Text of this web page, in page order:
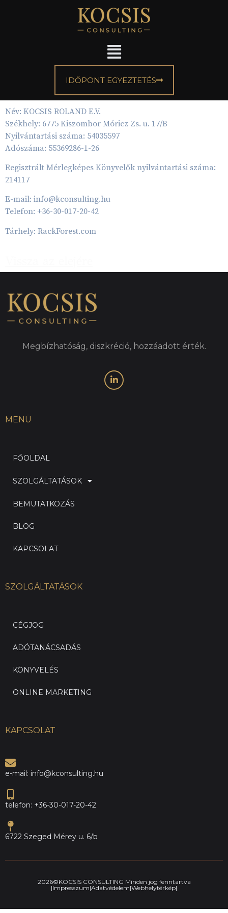
IDŐPONT EGYEZTETÉS
Név: KOCSIS ROLAND E.V.
Székhely: 6775 Kiszombor Móricz Zs. u. 17/B
Nyilvántartási száma: 54035597
Adószáma: 55369286-1-26
Regisztrált Mérlegképes Könyvelők nyilvántartási száma:
214117
E-mail: info@kconsulting.hu
Telefon: +36-30-017-20-42
Tárhely: RackForest.com
Megbízhatóság, diszkréció, hozzáadott érték.
MENÜ
FŐOLDAL
SZOLGÁLTATÁSOK
BEMUTATKOZÁS
BLOG
KAPCSOLAT
SZOLGÁLTATÁSOK
CÉGJOG
ADÓTANÁCSADÁS
KÖNYVELÉS
ONLINE MARKETING
KAPCSOLAT
e-mail: info@kconsulting.hu
telefon: +36-30-017-20-42
6722 Szeged Mérey u. 6/b
2026©KOCSIS CONSULTING Minden jog fenntartva
|Impresszum|Adatvédelem|Webhelytérkép|